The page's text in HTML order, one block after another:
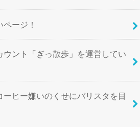
ージ！
ウント「ぎっ散歩」を運営してい
ーヒー嫌いのくせにバリスタを目